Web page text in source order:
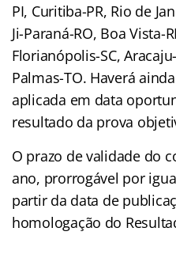
PI, Curitiba-PR, Rio de
Ji-Paraná-RO, Boa Vista-
Florianópolis-SC,
Palmas-TO. Haverá
aplicada em data
resultado da prova
O prazo de validade do
ano, prorrogável por
partir da data de
homologação do